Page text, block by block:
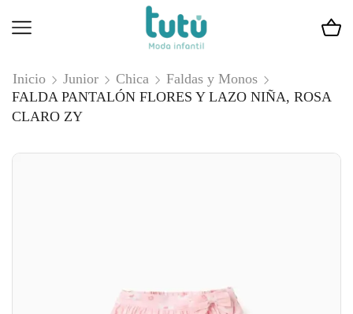
Inicio Junior Chica
Faldas y Monos
FALDA PANTALÓN FLORES Y LAZO NIÑA, ROSA
CLARO ZY